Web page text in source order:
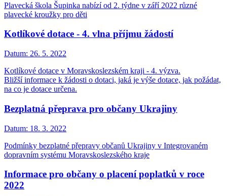
Plavecká škola Šupinka nabízí od 2. týdne v září 2022 různé
plavecké kroužky pro děti
Kotlíkové dotace - 4. vlna příjmu žádostí
Datum: 26. 5. 2022
Kotlíkové dotace v Moravskoslezském kraji - 4. výzva.
Bližší informace k žádosti o dotaci, jaká je výše dotace, jak požádat,
na co je dotace určena.
Bezplatná přeprava pro občany Ukrajiny
Datum: 18. 3. 2022
Podmínky bezplatné přepravy občanů Ukrajiny v Integrovaném
dopravním systému Moravskoslezského kraje
Informace pro občany o placení poplatků v roce
2022